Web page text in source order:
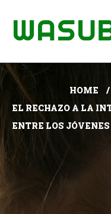
HOME
EL RECHAZO A LA
ENTRE LOS